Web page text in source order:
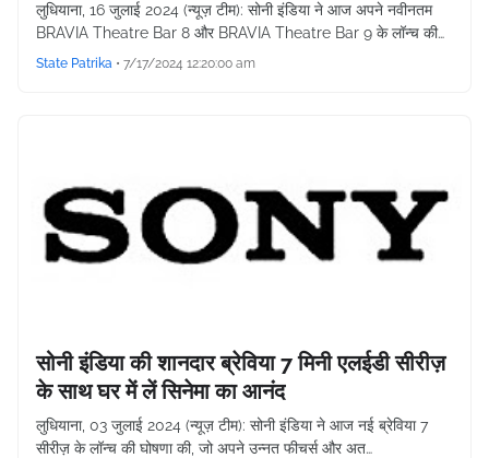
लुधियाना, 16 जुलाई 2024 (न्यूज़ टीम): सोनी इंडिया ने आज अपने नवीनतम
BRAVIA Theatre Bar 8 और BRAVIA Theatre Bar 9 के लॉन्च की…
State Patrika • 7/17/2024 12:20:00 am
सोनी इंडिया की शानदार ब्रेविया 7 मिनी एलईडी सीरीज़
के साथ घर में लें सिनेमा का आनंद
लुधियाना, 03 जुलाई 2024 (न्यूज़ टीम): सोनी इंडिया ने आज नई ब्रेविया 7
सीरीज़ के लॉन्च की घोषणा की, जो अपने उन्नत फीचर्स और अत…